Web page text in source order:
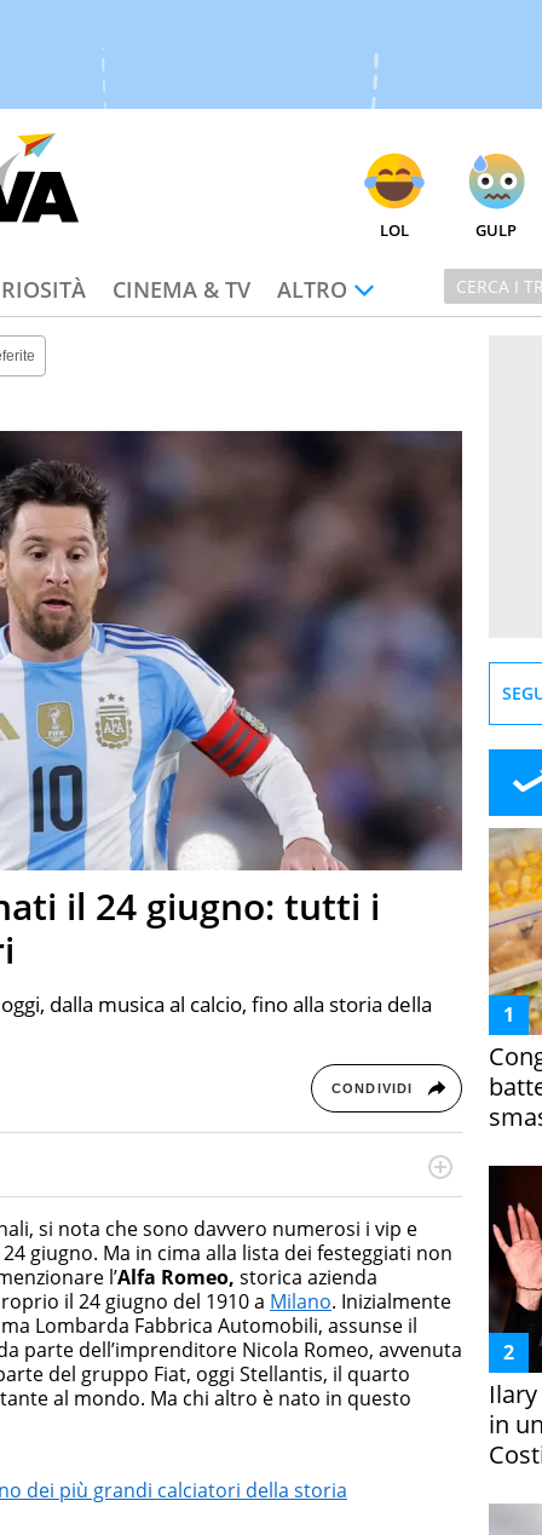
LOL GULP
CINEMA & TV ALTRO
il 24 giugno: tutti i
dalla musica al calcio, fino alla storia della
CONDIVIDI
Management e Google Digital Training su
canali digitali.
si nota che sono davvero numerosi i vip e
giugno. Ma in cima alla lista dei festeggiati non
l’Alfa Romeo, storica azienda
il 24 giugno del 1910 a Milano. Inizialmente
Lombarda Fabbrica Automobili, assunse il
parte dell’imprenditore Nicola Romeo, avvenuta
del gruppo Fiat, oggi Stellantis, il quarto
al mondo. Ma chi altro è nato in questo
dei più grandi calciatori della storia
in